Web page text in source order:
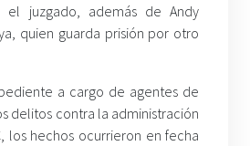
el juzgado, además de Andy
quien guarda prisión por otro
a cargo de agentes de
delitos contra la administración
los hechos ocurrieron en fecha